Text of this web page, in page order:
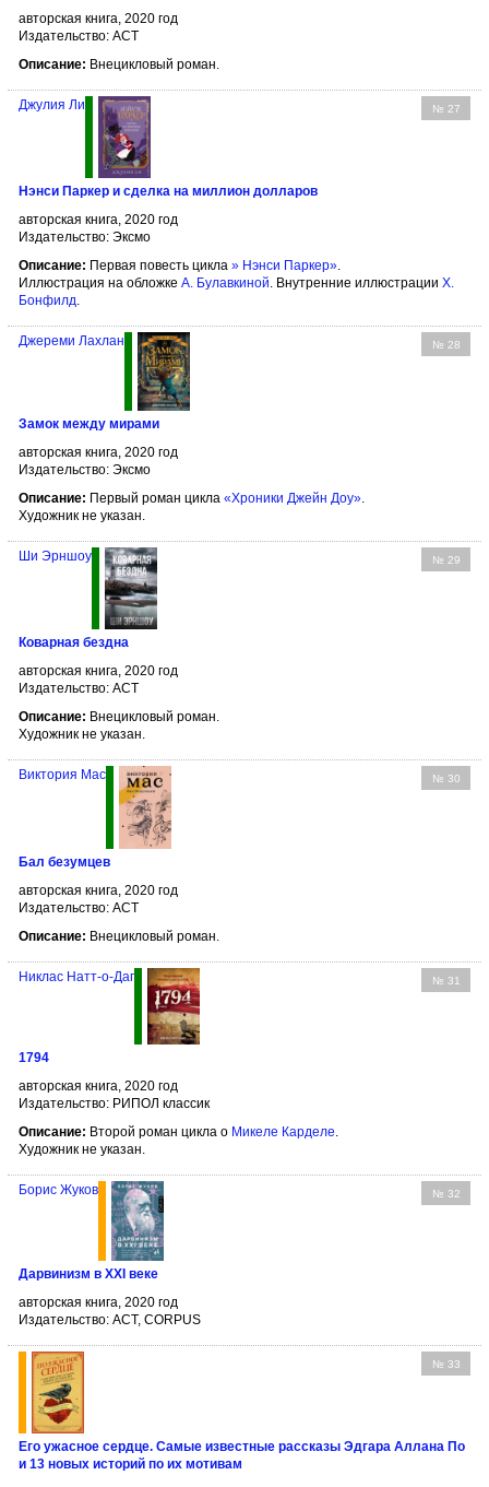
авторская книга, 2020 год
Издательство: АСТ
Описание: Внецикловый роман.
№ 27
Джулия Ли
Нэнси Паркер и сделка на миллион долларов
авторская книга, 2020 год
Издательство: Эксмо
Описание: Первая повесть цикла » Нэнси Паркер».
Иллюстрация на обложке А. Булавкиной. Внутренние иллюстрации Х.
Бонфилд.
№ 28
Джереми Лахлан
Замок между мирами
авторская книга, 2020 год
Издательство: Эксмо
Описание: Первый роман цикла «Хроники Джейн Доу».
Художник не указан.
№ 29
Ши Эрншоу
Коварная бездна
авторская книга, 2020 год
Издательство: АСТ
Описание: Внецикловый роман.
Художник не указан.
№ 30
Виктория Мас
Бал безумцев
авторская книга, 2020 год
Издательство: АСТ
Описание: Внецикловый роман.
№ 31
Никлас Натт-о-Даг
1794
авторская книга, 2020 год
Издательство: РИПОЛ классик
Описание: Второй роман цикла о Микеле Карделе.
Художник не указан.
№ 32
Борис Жуков
Дарвинизм в XXI веке
авторская книга, 2020 год
Издательство: АСТ, CORPUS
№ 33
Его ужасное сердце. Самые известные рассказы Эдгара Аллана По
и 13 новых историй по их мотивам